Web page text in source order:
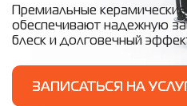
Премиальные
обеспечивают надежную
блеск и долговечный
ЗАПИСАТЬСЯ НА